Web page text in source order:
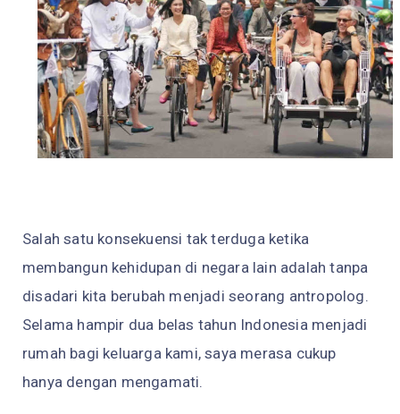
Salah satu konsekuensi tak terduga ketika
membangun kehidupan di negara lain adalah tanpa
disadari kita berubah menjadi seorang antropolog.
Selama hampir dua belas tahun Indonesia menjadi
rumah bagi keluarga kami, saya merasa cukup
hanya dengan mengamati.